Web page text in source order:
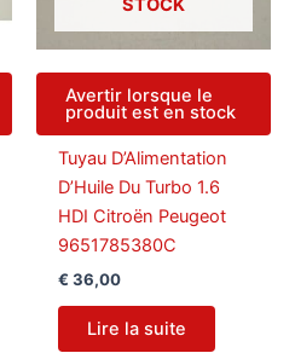
STOCK
Avertir lorsque le
produit est en stock
Tuyau D’Alimentation
D’Huile Du Turbo 1.6
HDI Citroën Peugeot
9651785380C
€ 36,00
Lire la suite